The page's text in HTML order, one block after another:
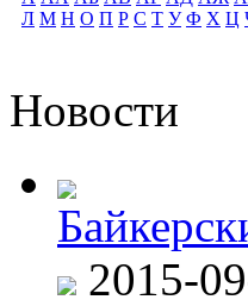
Л М Н О П Р С Т У Ф Х Ц
Новости
2015-